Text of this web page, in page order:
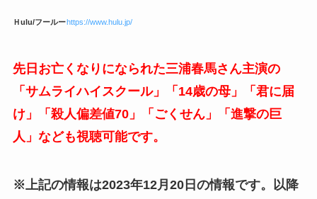
Ｈulu/フールーhttps://www.hulu.jp/
先日お亡くなりになられた三浦春馬さん主演の
「サムライハイスクール」「14歳の母」「君に届
け」「殺人偏差値70」「ごくせん」「進撃の巨
人」なども視聴可能です。
※上記の情報は2023年12月20日の情報です。以降